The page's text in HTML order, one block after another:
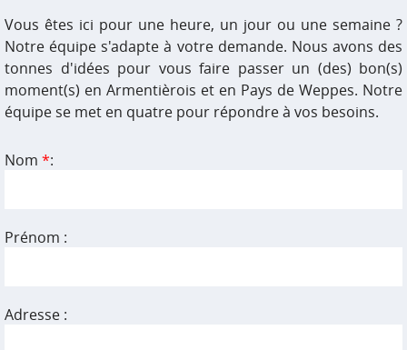
Vous êtes ici pour une heure, un jour ou une semaine ?
Notre équipe s'adapte à votre demande. Nous avons des
tonnes d'idées pour vous faire passer un (des) bon(s)
moment(s) en Armentièrois et en Pays de Weppes. Notre
équipe se met en quatre pour répondre à vos besoins.
Nom *:
Prénom :
Adresse :